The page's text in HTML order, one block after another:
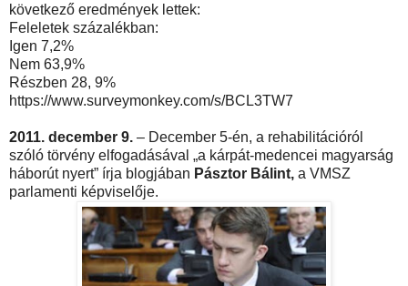
következő eredmények lettek:
Feleletek százalékban:
Igen 7,2%
Nem 63,9%
Részben 28, 9%
https://www.surveymonkey.com/s/BCL3TW7
2011. december 9. – December 5-én, a rehabilitációról
szóló törvény elfogadásával „a kárpát-medencei magyarság
háborút nyert” írja blogjában Pásztor Bálint, a VMSZ
parlamenti képviselője.